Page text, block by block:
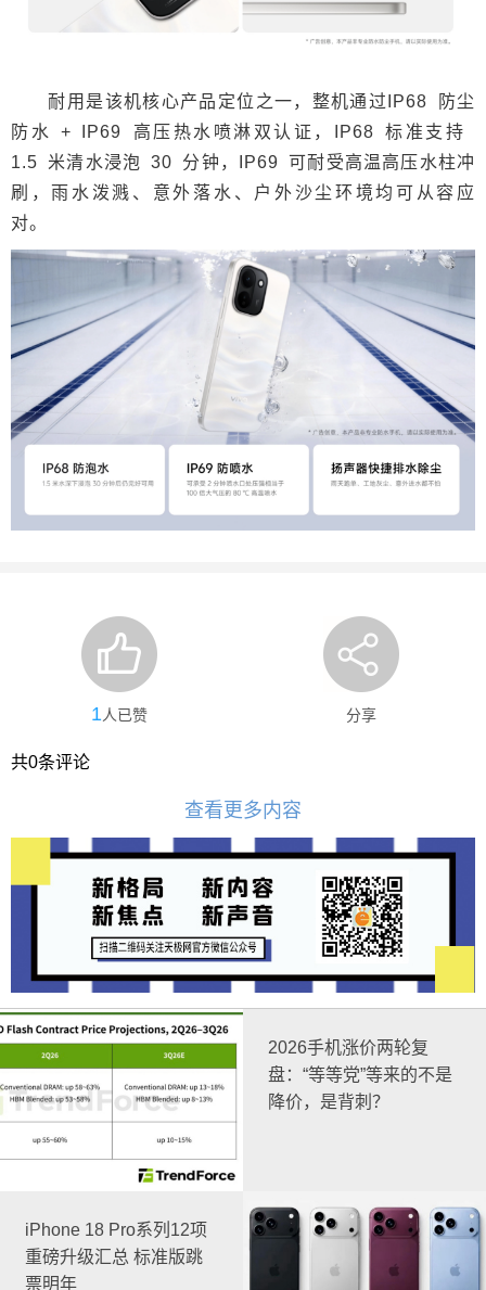
耐用是该机核心产品定位之一，整机通过IP68 防尘
防水 + IP69 高压热水喷淋双认证，IP68 标准支持
1.5 米清水浸泡 30 分钟，IP69 可耐受高温高压水柱冲
刷，雨水泼溅、意外落水、户外沙尘环境均可从容应
对。
1人已赞 分享
共0条评论
查看更多内容
2026手机涨价两轮复
盘：“等等党”等来的不是
降价，是背刺？
iPhone 18 Pro系列12项
重磅升级汇总 标准版跳
票明年